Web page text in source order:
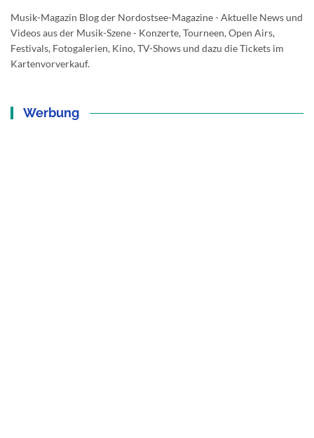
Musik-Magazin Blog der Nordostsee-Magazine - Aktuelle News und
Videos aus der Musik-Szene - Konzerte, Tourneen, Open Airs,
Festivals, Fotogalerien, Kino, TV-Shows und dazu die Tickets im
Kartenvorverkauf.
Werbung